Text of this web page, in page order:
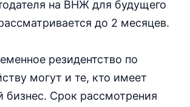
на ВНЖ для будущего
до 2 месяцев.
резидентство по
могут и те, кто имеет
бизнес. Срок рассмотрения